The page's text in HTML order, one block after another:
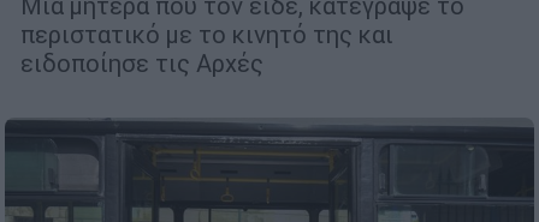
περιστατικό με το κινητό της και
ειδοποίησε τις Αρχές